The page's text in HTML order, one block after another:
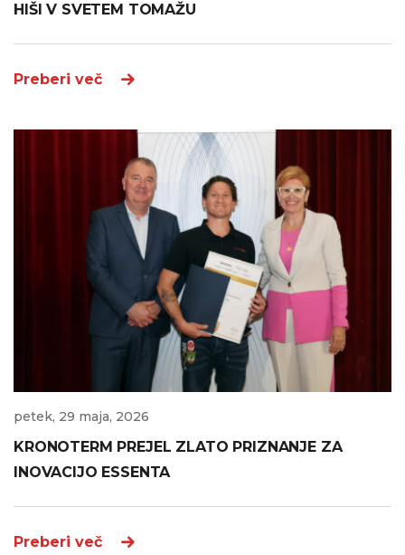
HIŠI V SVETEM TOMAŽU
Preberi več
petek, 29 maja, 2026
KRONOTERM PREJEL ZLATO PRIZNANJE ZA
INOVACIJO ESSENTA
Preberi več